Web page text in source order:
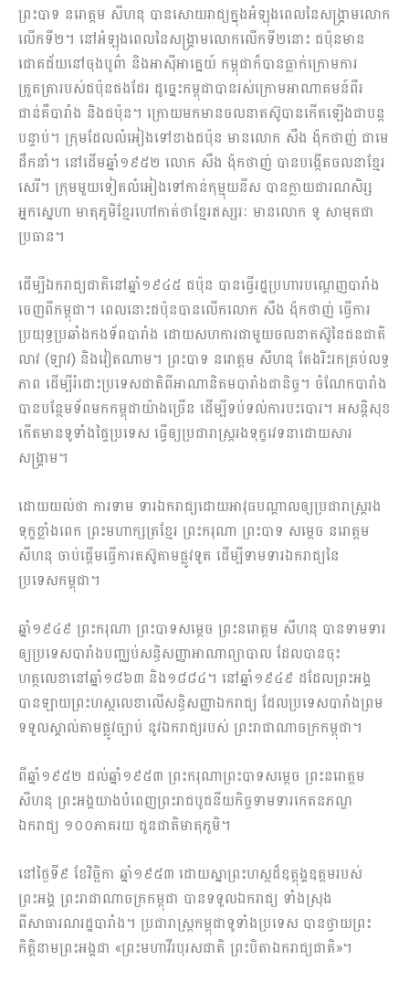
ព្រះបាទ នរោត្តម សីហនុ បានសោយរាជ្យក្នុងអំឡុងពេលនៃសង្គ្រាមលោក
លើកទី២។ នៅអំឡុងពេលនៃសង្រ្គាមលោកលើកទី២នោះ ជប៉ុនមាន
ជោគជ័យនៅចុងបូព៌ា និងអាស៊ីអាគ្នេយ៍ កម្ពុជាក៏បានធ្លាក់ក្រោមការ
ត្រួតត្រារបស់ជប៉ុនផងដែរ ដូច្នេះកម្ពុជាបានរស់ក្រោមអាណាគមន៍ពីរ
ជាន់គឺបារាំង និងជប៉ុន។ ក្រោយមកមានចលនាតស៊ូបានកើតឡើងជាបន្ត
បន្ទាប់។ ក្រុមដែលលំអៀងទៅខាងជប៉ុន មានលោក សឺង ង៉ុកថាញ់ ជាមេ
ដឹកនាំ។ នៅដើមឆ្នាំ១៩៥២ លោក សឺង ង៉ុកថាញ់ បានបង្កើតចលនាខ្មែរ
សេរី។ ក្រុមមួយទៀតលំអៀងទៅកាន់កុម្មុយនីស បានក្លាយជារណសិរ្ស
អ្នកស្នេហា មាតុភូមិខ្មែរហៅកាត់ថាខ្មែរឥស្សរៈ មានលោក ទូ សាមុតជា
ប្រធាន។
ដើម្បីឯករាជ្យជាតិនៅឆ្នាំ១៩៤៥ ជប៉ុន បានធ្វើរដ្ឋប្រហារបណ្តេញបារាំង
ចេញពីកម្ពុជា។ ពេលនោះជប៉ុនបានលើកលោក សឺង ង៉ុកថាញ់ ធ្វើការ
ប្រយុទ្ធប្រឆាំងកងទ័ពបារាំង ដោយសហការជាមួយចលនាតស៊ូនៃជនជាតិ
លាវ (ឡាវ) និងវៀតណាម។ ព្រះបាទ នរោត្តម សីហនុ តែងរិះរកគ្រប់លទ្ធ
ភាព ដើម្បីរំដោះប្រទេសជាតិពីអាណានិគមបារាំងជានិច្ច។ ចំណែកបារាំង
បានបន្ថែមទ័ពមកកម្ពុជាយ៉ាងច្រើន ដើម្បីទប់ទល់ការបះបោរ។ អសន្តិសុខ
កើតមានទូទាំងផ្ទៃប្រទេស ធ្វើឲ្យប្រជារាស្ត្ររងទុក្ខវេទនាដោយសារ
សង្គ្រាម។
ដោយយល់ថា ការទាម ទារឯករាជ្យដោយអាវុធបណ្តាលឲ្យប្រជារាស្ត្ររង
ទុក្ខខ្លាំងពេក ព្រះមហាក្សត្រខ្មែរ ព្រះករុណា ព្រះបាទ សម្តេច នរោត្តម
សីហនុ ចាប់ផ្តើមធ្វើការតស៊ូតាមផ្លូវទូត ដើម្បីទាមទារឯករាជ្យនៃ
ប្រទេសកម្ពុជា។
ឆ្នាំ១៩៤៩ ព្រះករុណា ព្រះបាទសម្ដេច ព្រះនរោត្តម សីហនុ បានទាមទារ
ឲ្យប្រទេសបារាំងបញ្ឈប់សន្ធិសញ្ញាអាណាព្យាបាល ដែលបានចុះ
ហត្ថលេខានៅឆ្នាំ១៨៦៣ និង១៨៨៤។ នៅឆ្នាំ១៩៤៩ ដដែលព្រះអង្គ
បានឡាយព្រះហស្ថលេខាលើសន្ធិសញ្ញាឯករាជ្យ ដែលប្រទេសបារាំងព្រម
ទទួលស្គាល់តាមផ្លូវច្បាប់ នូវឯករាជ្យរបស់ ព្រះរាជាណាចក្រកម្ពុជា។
ពីឆ្នាំ១៩៥២ ដល់ឆ្នាំ១៩៥៣ ព្រះករុណាព្រះបាទសម្ដេច ព្រះនរោត្តម
សីហនុ ព្រះអង្គយាងបំពេញព្រះរាជបូជនីយកិច្ចទាមទារកេតនភណ្ឌ
ឯករាជ្យ ១០០ភាគរយ ជូនជាតិមាតុភូមិ។
នៅថ្ងៃទី៩ ខែវិច្ឆិកា ឆ្នាំ១៩៥៣ ដោយស្នាព្រះហស្ថដ៏ឧត្តុង្គឧត្តមរបស់
ព្រះអង្គ ព្រះរាជាណាចក្រកម្ពុជា បានទទួលឯករាជ្យ ទាំងស្រុង
ពីសាធារណរដ្ឋបារាំង។ ប្រជារាស្ត្រកម្ពុជាទូទាំងប្រទេស បានថ្វាយព្រះ
កិត្តិនាមព្រះអង្គជា «ព្រះមហាវីរបុរសជាតិ ព្រះបិតាឯករាជ្យជាតិ»។